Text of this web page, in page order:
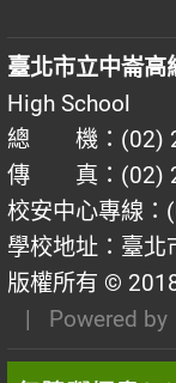
臺北市立中崙高
High School
總 機：(02)
傳 真：(02)
校安中心專線：
學校地址：臺北
版權所有 ©
| Powered by